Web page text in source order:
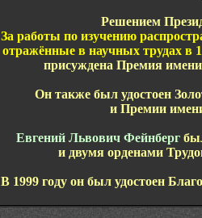
Решением
За работы по изучению
отражённые в научных трудах в
присуждена Премия
Он также был удостоен
и Премии
Евгений Львович Фейнберг
и двумя орденами
В 1999 году он был удостоен